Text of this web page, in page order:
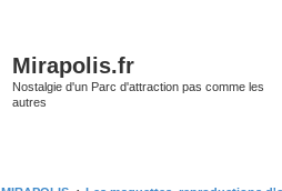
Mirapolis.fr
Nostalgie d'un Parc d'attraction pas comme les
autres